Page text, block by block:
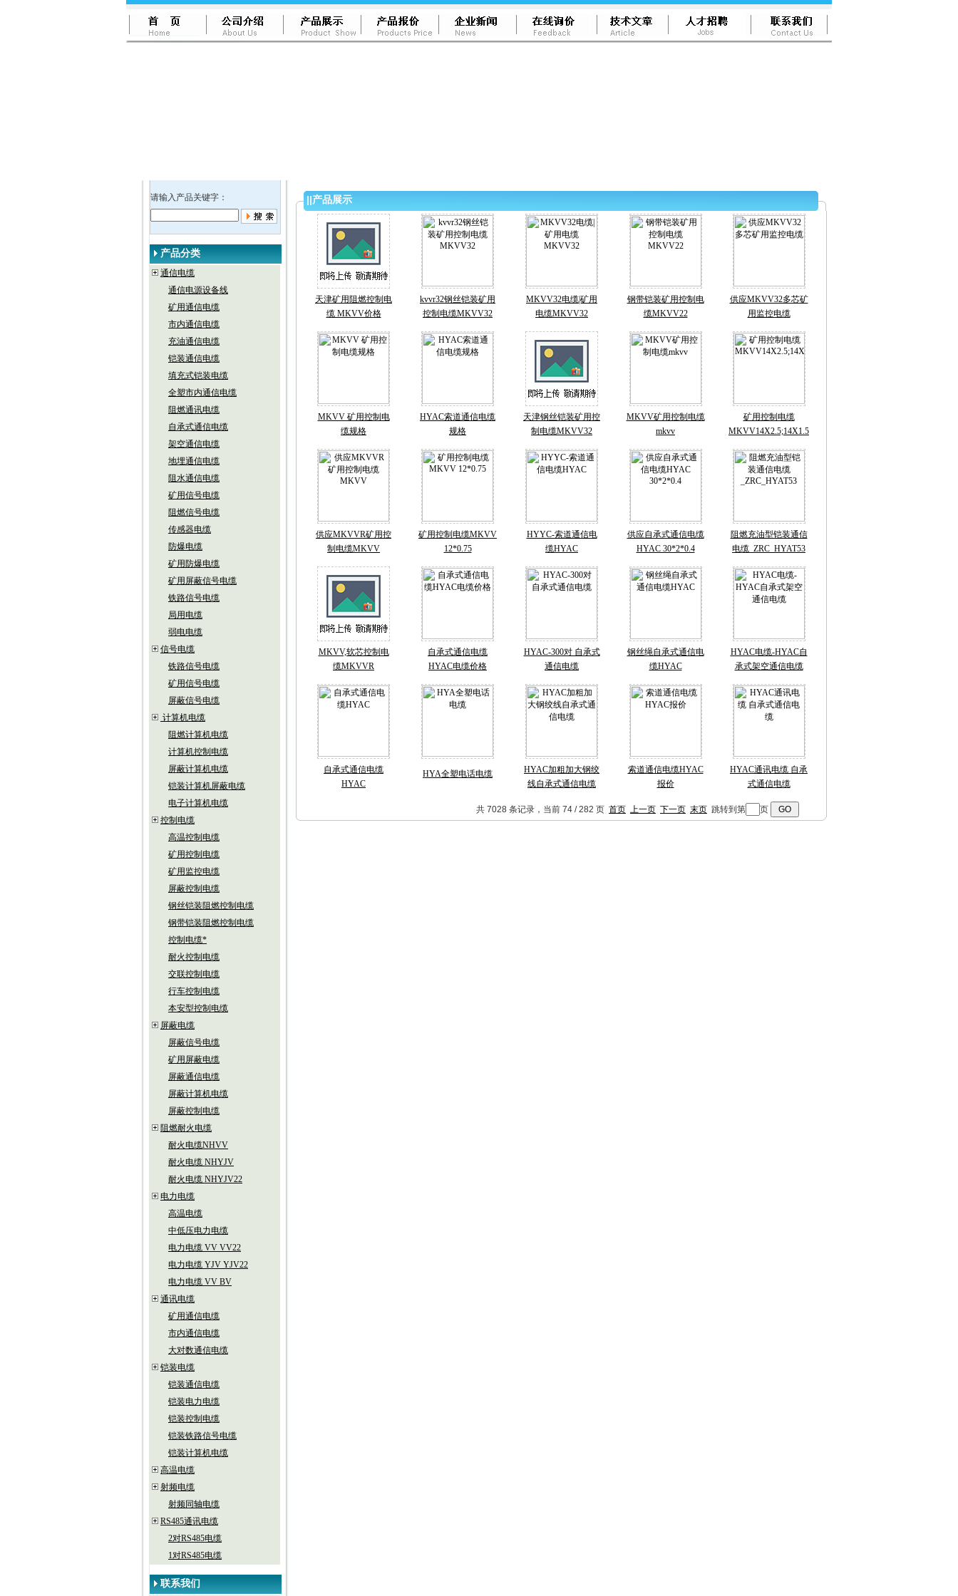
请输入产品关键字：
产品分类
通信电缆
通信电源设备线
矿用通信电缆
市内通信电缆
充油通信电缆
铠装通信电缆
填充式铠装电缆
全塑市内通信电缆
阻燃通讯电缆
自承式通信电缆
架空通信电缆
地埋通信电缆
阻水通信电缆
矿用信号电缆
阻燃信号电缆
传感器电缆
防爆电缆
矿用防爆电缆
矿用屏蔽信号电缆
铁路信号电缆
局用电缆
弱电电缆
信号电缆
铁路信号电缆
矿用信号电缆
屏蔽信号电缆
计算机电缆
阻燃计算机电缆
计算机控制电缆
屏蔽计算机电缆
铠装计算机屏蔽电缆
电子计算机电缆
控制电缆
高温控制电缆
矿用控制电缆
矿用监控电缆
屏蔽控制电缆
钢丝铠装阻燃控制电缆
钢带铠装阻燃控制电缆
控制电缆*
耐火控制电缆
交联控制电缆
行车控制电缆
本安型控制电缆
屏蔽电缆
屏蔽信号电缆
矿用屏蔽电缆
屏蔽通信电缆
屏蔽计算机电缆
屏蔽控制电缆
阻燃耐火电缆
耐火电缆NHVV
耐火电缆 NHYJV
耐火电缆 NHYJV22
电力电缆
高温电缆
中低压电力电缆
电力电缆 VV VV22
电力电缆 YJV YJV22
电力电缆 VV BV
通讯电缆
矿用通信电缆
市内通信电缆
大对数通信电缆
铠装电缆
铠装通信电缆
铠装电力电缆
铠装控制电缆
铠装铁路信号电缆
铠装计算机电缆
高温电缆
射频电缆
射频同轴电缆
RS485通讯电缆
2对RS485电缆
1对RS485电缆
联系我们
||产品展示
天津矿用阻燃控制电
缆 MKVV价格
kvvr32钢丝铠装矿用
控制电缆MKVV32
MKVV32电缆|矿用
电缆MKVV32
钢带铠装矿用控制电
缆MKVV22
供应MKVV32多芯矿
用监控电缆
MKVV 矿用控制电
缆规格
HYAC索道通信电缆
规格
天津钢丝铠装矿用控
制电缆MKVV32
MKVV矿用控制电缆
mkvv
矿用控制电缆
MKVV14X2.5;14X1.5
供应MKVVR矿用控
制电缆MKVV
矿用控制电缆MKVV
12*0.75
HYYC-索道通信电
缆HYAC
供应自承式通信电缆
HYAC 30*2*0.4
阻燃充油型铠装通信
电缆_ZRC_HYAT53
MKVV,软芯控制电
缆MKVVR
自承式通信电缆
HYAC电缆价格
HYAC-300对 自承式
通信电缆
钢丝绳自承式通信电
缆HYAC
HYAC电缆-HYAC自
承式架空通信电缆
自承式通信电缆
HYAC
HYA全塑电话电缆
HYAC加粗加大钢绞
线自承式通信电缆
索道通信电缆HYAC
报价
HYAC通讯电缆 自承
式通信电缆
共 7028 条记录，当前 74 / 282 页 首页 上一页 下一页 末页 跳转到第 页